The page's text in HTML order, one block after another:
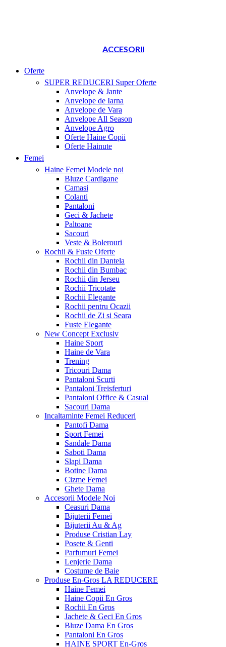
ACCESORII
Oferte
SUPER REDUCERI Super Oferte
Anvelope & Jante
Anvelope de Iarna
Anvelope de Vara
Anvelope All Season
Anvelope Agro
Oferte Haine Copii
Oferte Hainute
Femei
Haine Femei Modele noi
Bluze Cardigane
Camasi
Colanti
Pantaloni
Geci & Jachete
Paltoane
Sacouri
Veste & Bolerouri
Rochii & Fuste Oferte
Rochii din Dantela
Rochii din Bumbac
Rochii din Jerseu
Rochii Tricotate
Rochii Elegante
Rochii pentru Ocazii
Rochii de Zi si Seara
Fuste Elegante
New Concept Exclusiv
Haine Sport
Haine de Vara
Trening
Tricouri Dama
Pantaloni Scurti
Pantaloni Treisferturi
Pantaloni Office & Casual
Sacouri Dama
Incaltaminte Femei Reduceri
Pantofi Dama
Sport Femei
Sandale Dama
Saboti Dama
Slapi Dama
Botine Dama
Cizme Femei
Ghete Dama
Accesorii Modele Noi
Ceasuri Dama
Bijuterii Femei
Bijuterii Au & Ag
Produse Cristian Lay
Posete & Genti
Parfumuri Femei
Lenjerie Dama
Costume de Baie
Produse En-Gros LA REDUCERE
Haine Femei
Haine Copii En Gros
Rochii En Gros
Jachete & Geci En Gros
Bluze Dama En Gros
Pantaloni En Gros
HAINE SPORT En-Gros